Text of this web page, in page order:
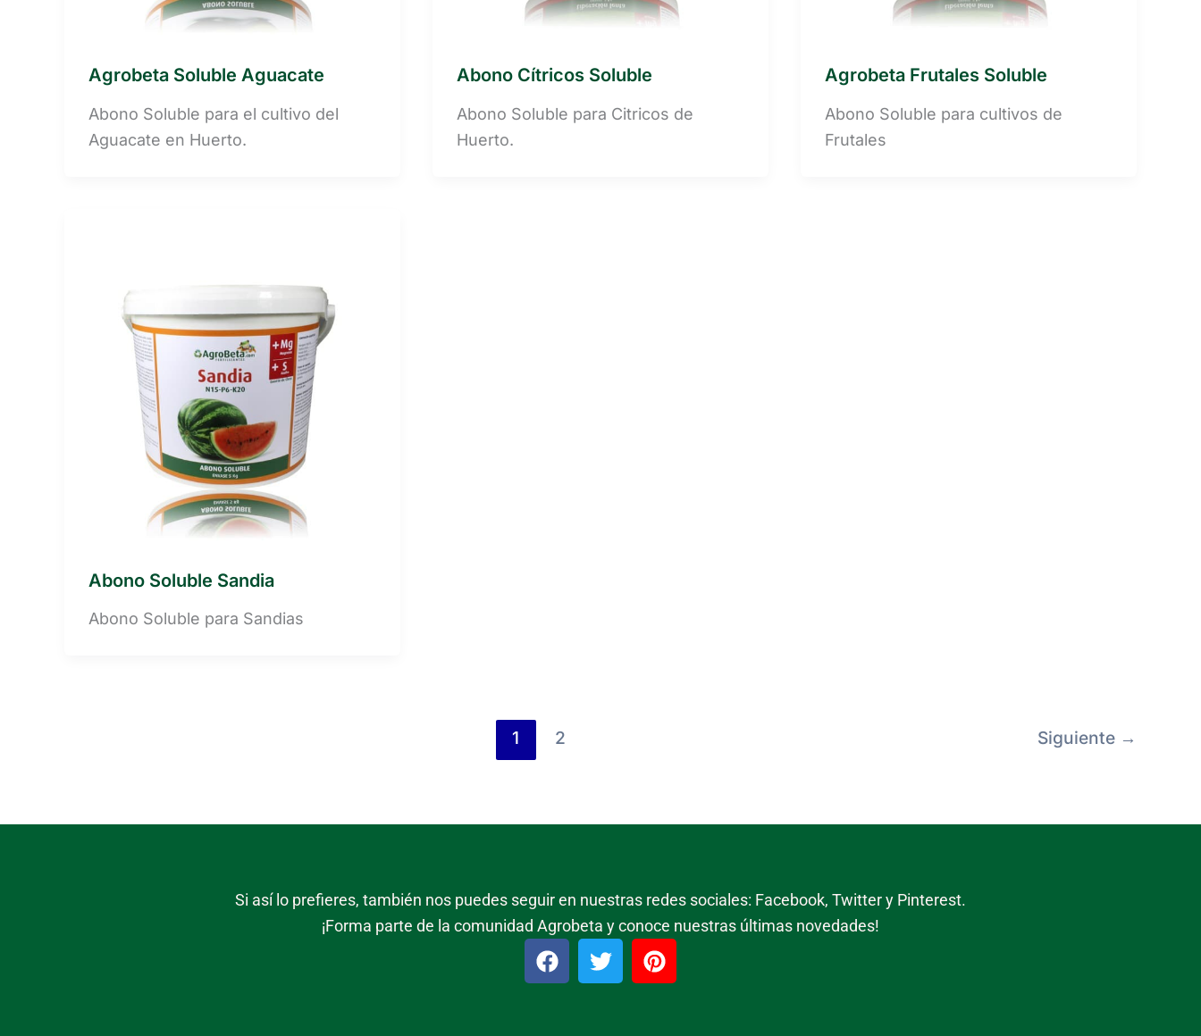
Agrobeta Soluble Aguacate
Abono Soluble para el cultivo del
Aguacate en Huerto.
Abono Cítricos Soluble
Abono Soluble para Citricos de
Huerto.
Agrobeta Frutales Soluble
Abono Soluble para cultivos de
Frutales
Abono Soluble Sandia
Abono Soluble para Sandias
1 2 Siguiente →
Si así lo prefieres, también nos puedes seguir en nuestras redes sociales: Facebook, Twitter y Pinterest.
¡Forma parte de la comunidad Agrobeta y conoce nuestras últimas novedades!
F
a
T
w
P
i